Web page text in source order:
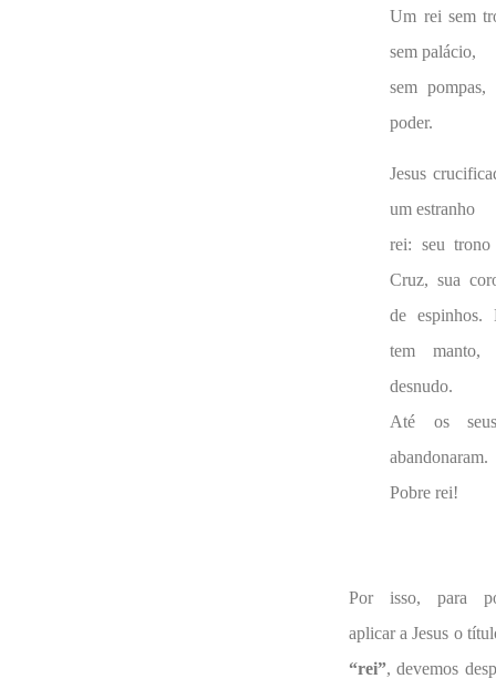
Um rei sem
sem palácio,
sem pompas,
poder.
Jesus
um estranho
rei: seu
Cruz, sua
de espinhos.
tem manto,
desnudo.
Até os
abandonaram.
Pobre rei!
Por isso, para
aplicar a Jesus o
“rei”, devemos